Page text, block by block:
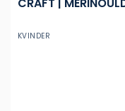
KVINDER
CRAFT |